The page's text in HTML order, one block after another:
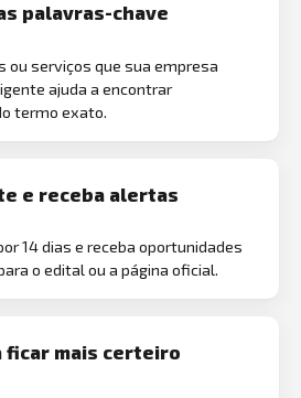
palavras-chave
ou serviços que sua empresa
ajuda a encontrar
termo exato.
e receba alertas
14 dias e receba oportunidades
o edital ou a página oficial.
ficar mais certeiro